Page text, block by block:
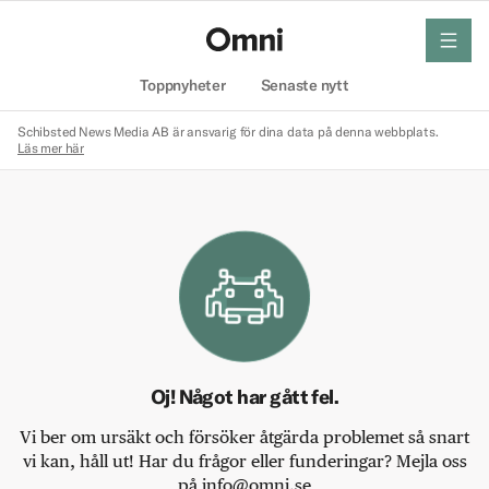
Toppnyheter Senaste nytt
meny
Schibsted News Media AB är ansvarig för dina data på denna webbplats.
Läs mer här
Oj! Något har gått fel.
Vi ber om ursäkt och försöker åtgärda problemet så snart
vi kan, håll ut! Har du frågor eller funderingar? Mejla oss